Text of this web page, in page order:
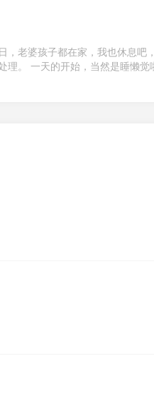
，老婆孩子都在家，我也休息吧
。 一天的开始，当然是睡懒觉